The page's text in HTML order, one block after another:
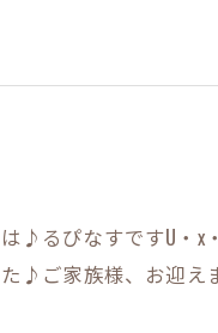
るぴなすですU・x
♪ご家族様、お迎え